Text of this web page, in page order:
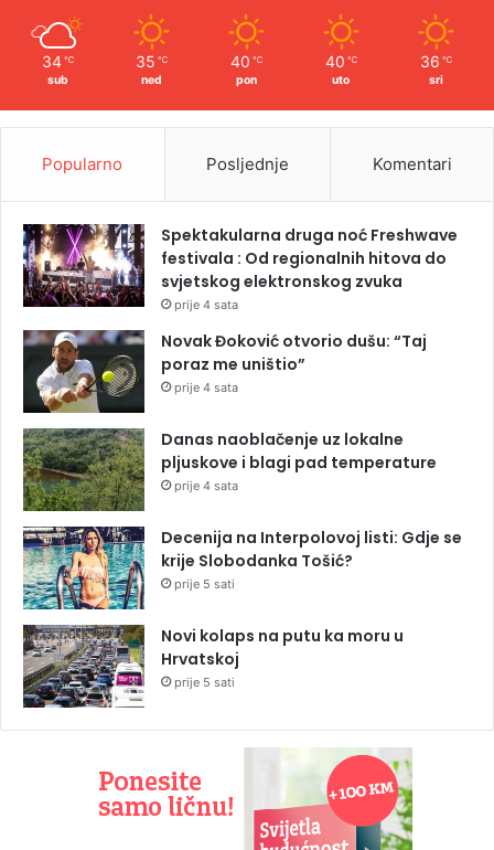
34 ℃
sub
35 ℃
ned
40 ℃
pon
40 ℃
uto
36 ℃
sri
Popularno Posljednje Komentari
Spektakularna druga noć Freshwave
festivala : Od regionalnih hitova do
svjetskog elektronskog zvuka
prije 4 sata
Novak Đoković otvorio dušu: “Taj
poraz me uništio”
prije 4 sata
Danas naoblačenje uz lokalne
pljuskove i blagi pad temperature
prije 4 sata
Decenija na Interpolovoj listi: Gdje se
krije Slobodanka Tošić?
prije 5 sati
Novi kolaps na putu ka moru u
Hrvatskoj
prije 5 sati